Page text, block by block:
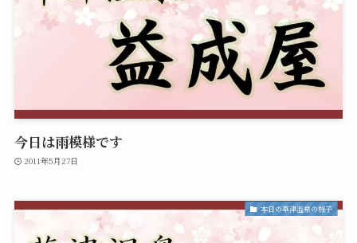
今日は雨模様です
2011年5月27日
本日の草津温泉の様子